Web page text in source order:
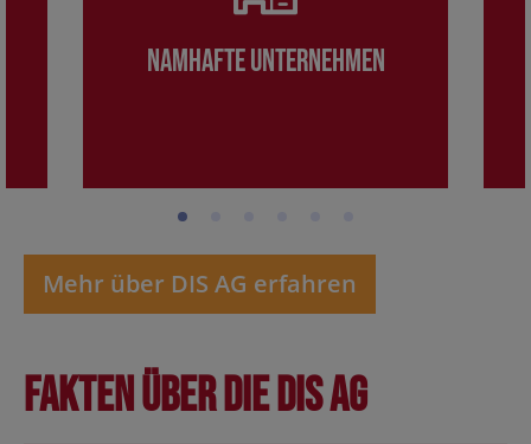
Namhafte Unternehmen
Mehr über DIS AG erfahren
Fakten über die DIS AG